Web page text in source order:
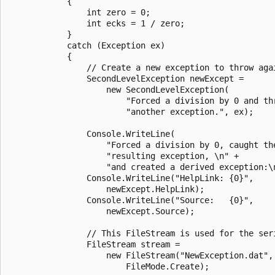
                int zero = 0;
                int ecks = 1 / zero;
            }
            catch (Exception ex)
            {
// Create a new exception to throw
                SecondLevelException newExcept =
                    new SecondLevelException(
"Forced a division by 0 and
                        "another exception.", ex);
                Console.WriteLine(
"Forced a division by 0, caught
                    "resulting exception, \n" +
"and created a derived
                Console.WriteLine("HelpLink: {0}",
                    newExcept.HelpLink);
                Console.WriteLine("Source:   {0}",
                    newExcept.Source);
// This FileStream is used for the
                FileStream stream =
                    new FileStream("NewException.dat",
                        FileMode.Create);